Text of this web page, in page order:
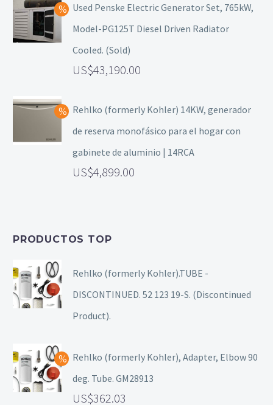
Used Penske Electric Generator Set, 765kW,
Model-PG125T Diesel Driven Radiator
Cooled. (Sold)
43,190.00
Rehlko (formerly Kohler) 14KW, generador
de reserva monofásico para el hogar con
gabinete de aluminio | 14RCA
4,899.00
PRODUCTOS TOP
Rehlko (formerly Kohler).TUBE -
DISCONTINUED. 52 123 19-S. (Discontinued
Product).
Rehlko (formerly Kohler), Adapter, Elbow 90
deg. Tube. GM28913
362.03